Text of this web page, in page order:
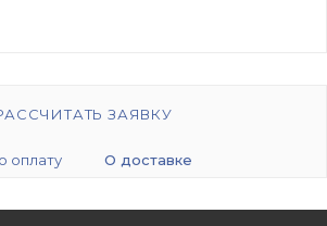
ЗАЯВКУ
оплату О доставке